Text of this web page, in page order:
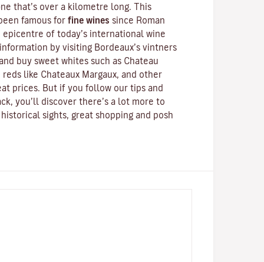
that’s over a kilometre long. This
famous for fine wines since Roman
of today’s international wine
by visiting Bordeaux’s vintners
buy sweet whites such as Chateau
reds like Chateaux Margaux , and other
prices. But if you follow our tips and
you’ll discover there’s a lot more to
sights, great shopping and posh